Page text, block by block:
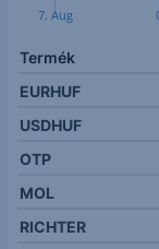
7. Aug
Termék
EURHUF
USDHUF
OTP
MOL
RICHTER